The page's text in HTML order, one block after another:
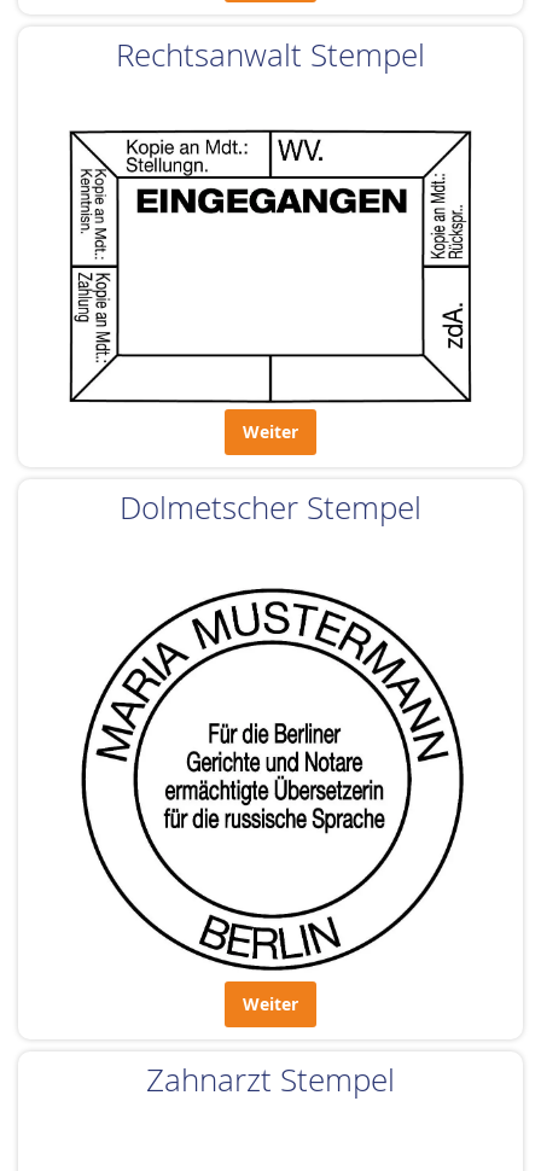
Rechtsanwalt Stempel
Weiter
Dolmetscher Stempel
Weiter
Zahnarzt Stempel